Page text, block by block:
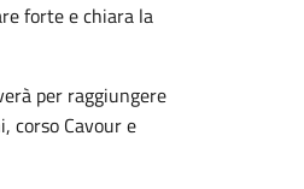
forte e chiara la
per raggiungere
corso Cavour e